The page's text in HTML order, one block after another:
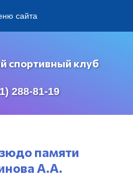
сайта
спортивный клуб
288-81-19
памяти
А.А.